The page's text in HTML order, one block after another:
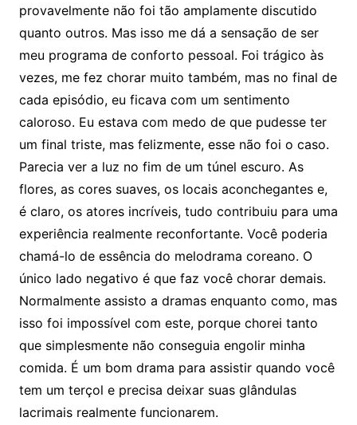
provavelmente não foi tão amplamente discutido
quanto outros. Mas isso me dá a sensação de ser
meu programa de conforto pessoal. Foi trágico às
vezes, me fez chorar muito também, mas no final de
cada episódio, eu ficava com um sentimento
caloroso. Eu estava com medo de que pudesse ter
um final triste, mas felizmente, esse não foi o caso.
Parecia ver a luz no fim de um túnel escuro. As
flores, as cores suaves, os locais aconchegantes e,
é claro, os atores incríveis, tudo contribuiu para uma
experiência realmente reconfortante. Você poderia
chamá-lo de essência do melodrama coreano. O
único lado negativo é que faz você chorar demais.
Normalmente assisto a dramas enquanto como, mas
isso foi impossível com este, porque chorei tanto
que simplesmente não conseguia engolir minha
comida. É um bom drama para assistir quando você
tem um terçol e precisa deixar suas glândulas
lacrimais realmente funcionarem.